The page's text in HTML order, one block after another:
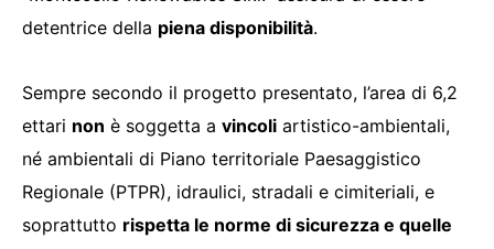
detentrice della piena disponibilità.
Sempre secondo il progetto presentato, l’area di 6,2
ettari non è soggetta a vincoli artistico-ambientali,
né ambientali di Piano territoriale Paesaggistico
Regionale (PTPR), idraulici, stradali e cimiteriali, e
soprattutto rispetta le norme di sicurezza e quelle